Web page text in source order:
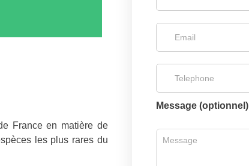
France en matière de
les plus rares du
Message (optionnel)